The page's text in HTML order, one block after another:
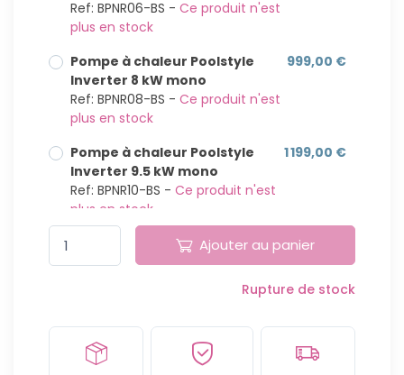
Ref: BPNR06-BS - Ce produit n'est
plus en stock
Pompe à chaleur Poolstyle
Inverter 8 kW mono
Ref: BPNR08-BS - Ce produit n'est
plus en stock
999,00 €
Pompe à chaleur Poolstyle
Inverter 9.5 kW mono
Ref: BPNR10-BS - Ce produit n'est
plus en stock
1 199,00 €
Pompe à chaleur Poolstyle
Inverter 12.5 kW mono
Ce produit n'est
1 499,00 €
Pompe à chaleur Poolstyle
Inverter 16.5 kW mono
Ajouter au panier
Rupture de stock